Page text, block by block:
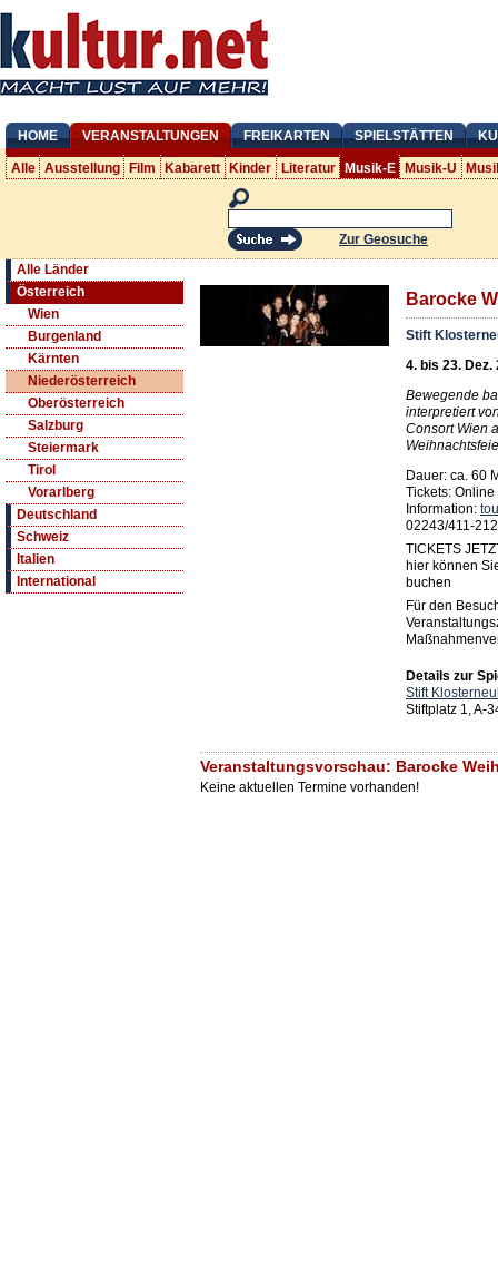
HOME VERANSTALTUNGEN FREIKARTEN SPIELSTÄTTEN
Alle Ausstellung Film Kabarett Kinder Literatur Musik-E Musik-U
Zur Geosuche
Alle Länder
Österreich
Wien
Burgenland
Kärnten
Niederösterreich
Oberösterreich
Salzburg
Steiermark
Tirol
Vorarlberg
Deutschland
Schweiz
Italien
International
Barocke
Stift
4. bis 23. Dez.
Bewegende
interpretiert
Consort Wien
Dauer: ca. 60
Tickets: Online
Information:
02243/411-212
TICKETS
hier können
buchen
Für den
Details zur
Stift
Stiftplatz 1, A-
Veranstaltungsvorschau: Barocke
Keine aktuellen Termine vorhanden!